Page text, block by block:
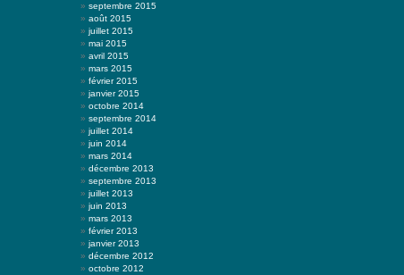
septembre 2015
août 2015
juillet 2015
mai 2015
avril 2015
mars 2015
février 2015
janvier 2015
octobre 2014
septembre 2014
juillet 2014
juin 2014
mars 2014
décembre 2013
septembre 2013
juillet 2013
juin 2013
mars 2013
février 2013
janvier 2013
décembre 2012
octobre 2012